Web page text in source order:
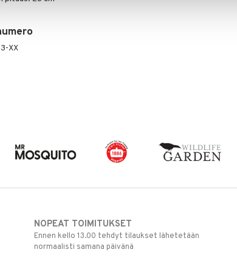
XX
NOPEAT TOIMITUKSET
Ennen kello 13.00 tehdyt tilaukset lähetetään
normaalisti samana päivänä